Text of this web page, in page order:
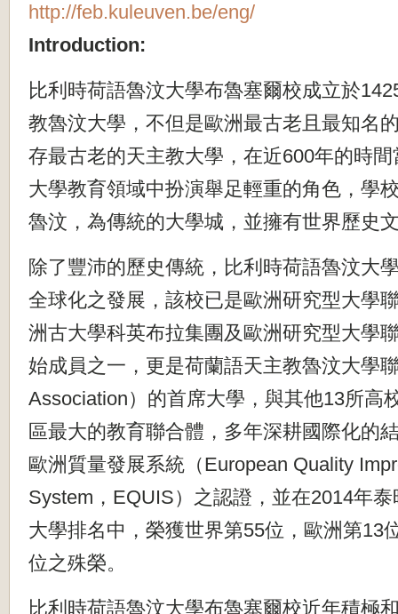
http://feb.kuleuven.be/eng/
Introduction:
比利時荷語魯汶大學布魯塞爾校成立於
教魯汶大學，不但是歐洲最古老且最知名
存最古老的天主教大學，在近600年的時間
大學教育領域中扮演舉足輕重的角色， 學
魯汶，為傳統的大學城， 並擁有世界歷史
除了豐沛的歷史傳統， 比利時荷語魯汶大
全球化之發展，該校已是歐洲研究型大學
洲古大學科英布拉集團及歐洲研究型大學
始成員之一，更是荷蘭語天主教魯汶大學
Association）的首席大學，與其他13所高
區最大的教育聯合體，多年深耕國際化的
歐洲質量發展系統（European Quality
System，EQUIS）之認證，並在2014年
大學排名中，榮獲世界第55位，歐洲第13
位之殊榮。
比利時荷語魯汶大學布魯塞爾校近年積極